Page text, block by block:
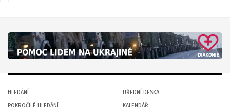
HLEDÁNÍ
POKROČILÉ HLEDÁNÍ
ÚŘEDNÍ DESKA
KALENDÁŘ